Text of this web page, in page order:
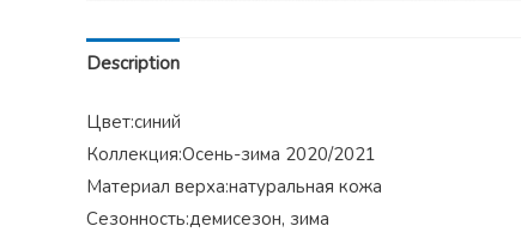
Description
Цвет:синий
Коллекция:Осень-зима 2020/2021
Материал верха:натуральная кожа
Сезонность:демисезон, зима